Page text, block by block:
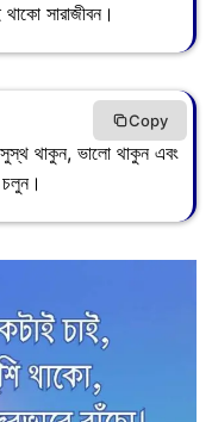
সারাজীবন।
সুস্থ থাকুন, ভালো থাকুন এবং
Copy